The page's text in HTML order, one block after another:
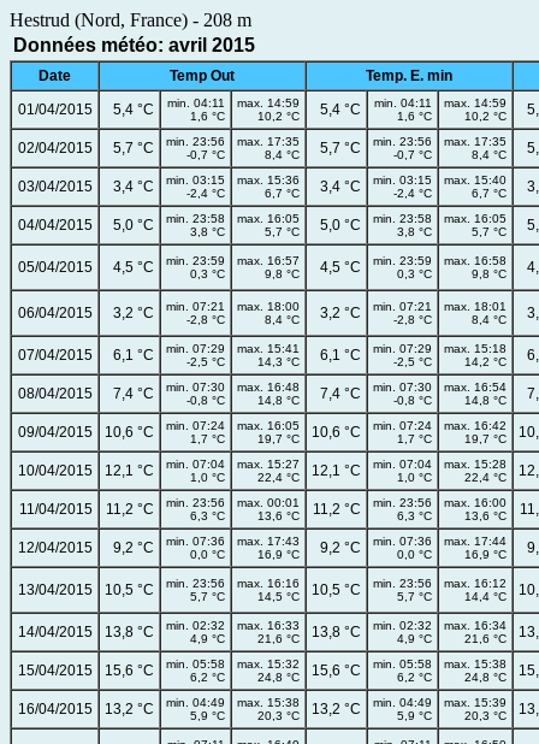
Hestrud (Nord, France) - 208 m
Données météo: avril 2015
Date Temp Out
Temp. E. min
01/04/2015
5,4 °C
min. 04:11
1,6 °C
max. 14:59
10,2 °C
5,4 °C
min. 04:11
1,6 °C
max. 14:59
10,2 °C
02/04/2015 5,7 °C
min. 23:56
-0,7 °C
max. 17:35
8,4 °C
5,7 °C
min. 23:56
-0,7 °C
max. 17:35
8,4 °C
03/04/2015 3,4 °C
min. 03:15
-2,4 °C
max. 15:36
6,7 °C
3,4 °C
min. 03:15
-2,4 °C
max. 15:40
6,7 °C
04/04/2015 5,0 °C
min. 23:58
3,8 °C
max. 16:05
5,7 °C
5,0 °C
min. 23:58
3,8 °C
max. 16:05
5,7 °C
05/04/2015 4,5 °C
min. 23:59
0,3 °C
max. 16:57
9,8 °C
4,5 °C
min. 23:59
0,3 °C
max. 16:58
9,8 °C
06/04/2015 3,2 °C
min. 07:21
-2,8 °C
max. 18:00
8,4 °C
3,2 °C
min. 07:21
-2,8 °C
max. 18:01
8,4 °C
07/04/2015 6,1 °C
min. 07:29
-2,5 °C
max. 15:41
14,3 °C
6,1 °C
min. 07:29
-2,5 °C
max. 15:18
14,2 °C
08/04/2015 7,4 °C
min. 07:30
-0,8 °C
max. 16:48
14,8 °C
7,4 °C
min. 07:30
-0,8 °C
max. 16:54
14,8 °C
09/04/2015 10,6 °C
min. 07:24
1,7 °C
max. 16:05
19,7 °C
10,6 °C
min. 07:24
1,7 °C
max. 16:42
19,7 °C
10/04/2015 12,1 °C
min. 07:04
1,0 °C
max. 15:27
22,4 °C
12,1 °C
min. 07:04
1,0 °C
max. 15:28
22,4 °C
11/04/2015 11,2 °C
min. 23:56
6,3 °C
max. 00:01
13,6 °C
11,2 °C
min. 23:56
6,3 °C
max. 16:00
13,6 °C
12/04/2015 9,2 °C
min. 07:36
0,0 °C
max. 17:43
16,9 °C
9,2 °C
min. 07:36
0,0 °C
max. 17:44
16,9 °C
13/04/2015 10,5 °C
min. 23:56
5,7 °C
max. 16:16
14,5 °C
10,5 °C
min. 23:56
5,7 °C
max. 16:12
14,4 °C
14/04/2015 13,8 °C
min. 02:32
4,9 °C
max. 16:33
21,6 °C
13,8 °C
min. 02:32
4,9 °C
max. 16:34
21,6 °C
15/04/2015 15,6 °C
min. 05:58
6,2 °C
max. 15:32
24,8 °C
15,6 °C
min. 05:58
6,2 °C
max. 15:38
24,8 °C
16/04/2015 13,2 °C
min. 04:49
5,9 °C
max. 15:38
20,3 °C
13,2 °C
min. 04:49
5,9 °C
max. 15:39
20,3 °C